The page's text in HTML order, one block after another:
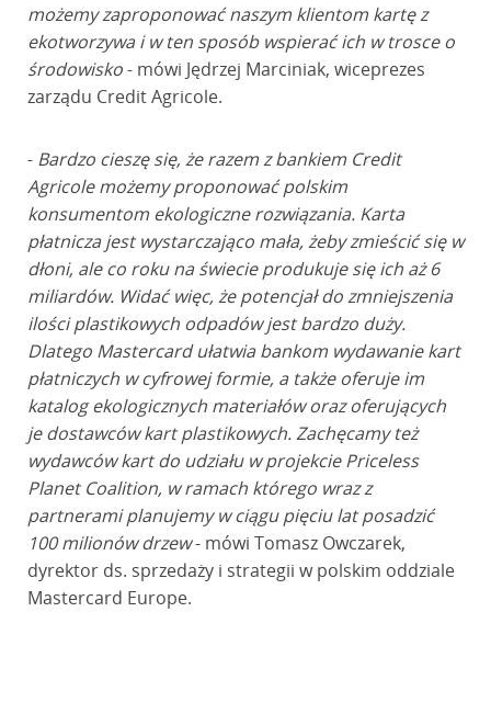
możemy zaproponować naszym klientom kartę z
ekotworzywa i w ten sposób wspierać ich w trosce o
środowisko- mówi Jędrzej Marciniak, wiceprezes
zarządu Credit Agricole.
- Bardzo cieszę się, że razem z bankiem Credit
Agricole możemy proponować polskim
konsumentom ekologiczne rozwiązania. Karta
płatnicza jest wystarczająco mała, żeby zmieścić się w
dłoni, ale co roku na świecie produkuje się ich aż 6
miliardów. Widać więc, że potencjał do zmniejszenia
ilości plastikowych odpadów jest bardzo duży.
Dlatego Mastercard ułatwia bankom wydawanie kart
płatniczych w cyfrowej formie, a także oferuje im
katalog ekologicznych materiałów oraz oferujących
je dostawców kart plastikowych. Zachęcamy też
wydawców kart do udziału w projekcie Priceless
Planet Coalition, w ramach którego wraz z
partnerami planujemy w ciągu pięciu lat posadzić
100 milionów drzew- mówi Tomasz Owczarek,
dyrektor ds. sprzedaży i strategii w polskim oddziale
Mastercard Europe.